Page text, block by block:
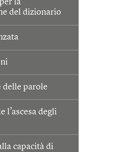
la
del dizionario
delle parole
l’ascesa degli
capacità di